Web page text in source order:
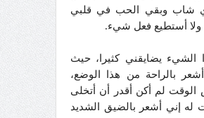
شاب وبقي الحب في قلبي
ولا أستطيع فعل شيء.
الشيء يضايقني كثيرا، حيث
بالراحة من هذا الوضع،
لم أكن أقدر أن أتخلى
له إني أشعر بالضيق الشديد